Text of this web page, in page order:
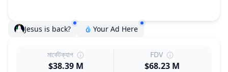
Jesus is back? Your Ad Here
মার্কেটক্যাপ
$38.39 M
FDV
$68.23 M